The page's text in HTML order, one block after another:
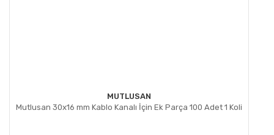
MUTLUSAN
Mutlusan 30x16 mm Kablo Kanalı İçin Ek Parça 100 Adet 1 Koli